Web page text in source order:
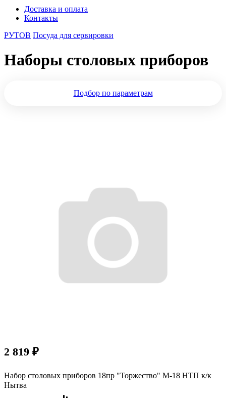
Доставка и оплата
Контакты
РУТОВ Посуда для сервировки
Наборы столовых приборов
Подбор по параметрам
2 819 ₽
Набор столовых приборов 18пр "Торжество" М-18 НТП к/к
Нытва